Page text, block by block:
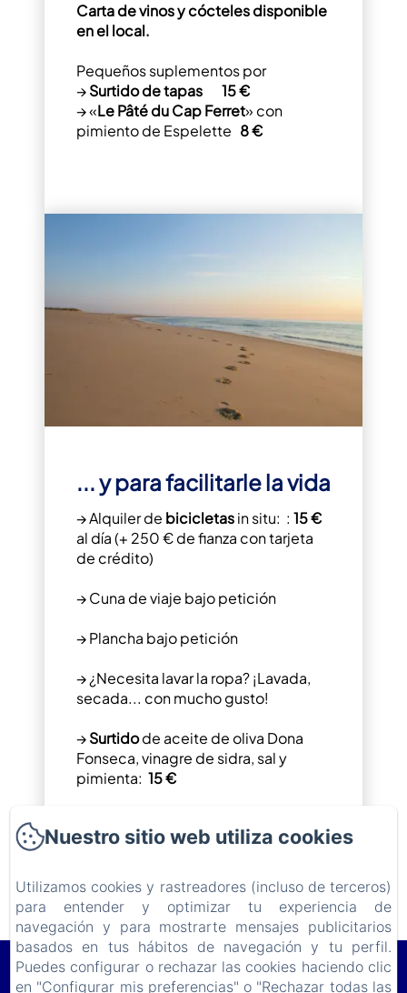
Carta de vinos y cócteles disponible
en el local.
Pequeños suplementos por
→Surtido de tapas
15 €
→ «Le Pâté du Cap Ferret» con
pimiento de Espelette 8 €
... y para facilitarle la vida
→ Alquiler de bicicletasin situ: : 15 €
al día (+ 250 € de fianza con tarjeta
de crédito)
→ Cuna de viaje bajo petición
→ Plancha bajo petición
→ ¿Necesita lavar la ropa? ¡Lavada,
secada... con mucho gusto!
→Surtidode aceite de oliva Dona
Fonseca, vinagre de sidra, sal y
pimienta: 15 €
€ / hora
Le Lodge du Cap Ferret
Nuestro sitio web utiliza cookies
Utilizamos cookies y rastreadores (incluso de terceros)
para entender y optimizar tu experiencia de
navegación y para mostrarte mensajes publicitarios
basados en tus hábitos de navegación y tu perfil.
Puedes configurar o rechazar las cookies haciendo clic
en "Configurar mis preferencias" o "Rechazar todas las